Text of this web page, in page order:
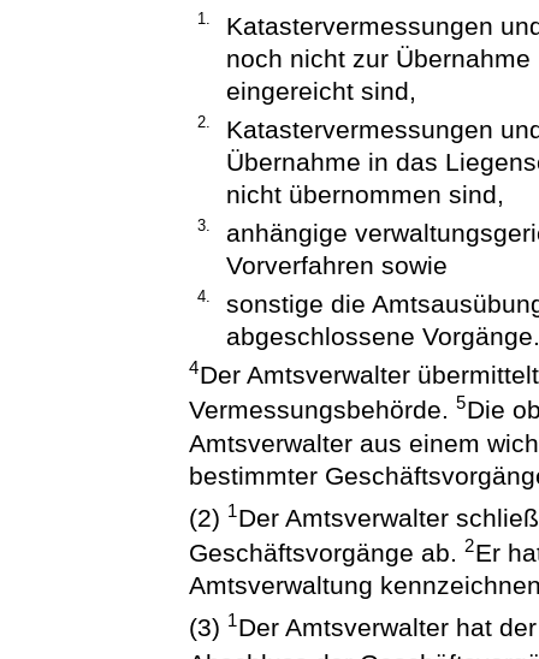
1.
Katastervermessungen
noch nicht zur
eingereicht sind,
2.
Katastervermessungen
Übernahme in das
nicht übernommen sind,
3.
anhängige
Vorverfahren sowie
4.
sonstige die
abgeschlossene Vorgänge.
4Der Amtsverwalter
Vermessungsbehörde.5Die
Amtsverwalter aus einem
bestimmter
(2) 1Der Amtsverwalter
Geschäftsvorgänge ab.2Er
Amtsverwaltung
(3) 1Der Amtsverwalter hat